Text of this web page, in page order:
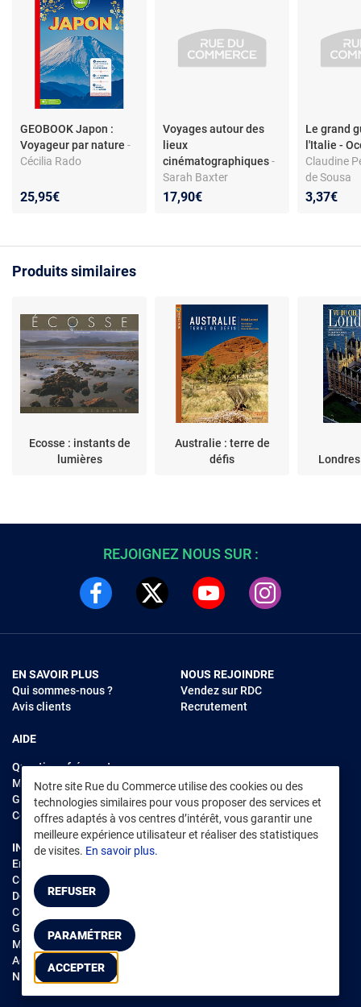
GEOBOOK Japon :
Voyageur par nature -
Cécilia Rado
25,95€
Voyages autour des
lieux
cinématographiques-
Sarah Baxter
17,90€
Le grand
l'Italie -
Claudine
de Sousa
3,37€
Produits similaires
Ecosse : instants de
lumières
Australie : terre de
défis
Notre site Rue du Commerce utilise des cookies ou des
technologies similaires pour vous proposer des services et
offres adaptés à vos centres d’intérêt, vous garantir une
meilleure expérience utilisateur et réaliser des statistiques
de visites. En savoir plus.
REFUSER
PARAMÉTRER
ACCEPTER
REJOIGNEZ NOUS SUR :
EN SAVOIR PLUS
Qui sommes-nous ?
Avis clients
AIDE
Questions fréquentes
Modes de règlements
Garantie et retours
Contacter Rue du Commerce
NOUS REJOINDRE
Vendez sur RDC
Recrutement
INFORMATIONS LÉGALES
Environnement
CGV /CGU Marketplace
Données personnelles
Cookies
Gérer mes cookies
Mentions légales
Accessibilité : non conforme
Notice d'accessibilité